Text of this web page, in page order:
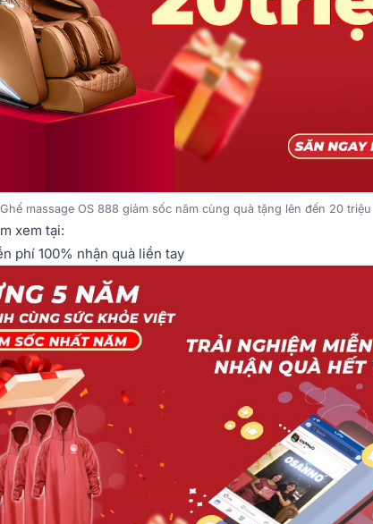
Ghế massage OS 888 giảm sốc năm cùng quà tặng lên đến 20 triệu
xem tại:
phí 100% nhận quà liền tay